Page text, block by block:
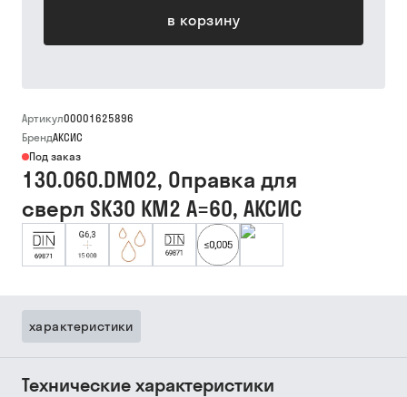
в корзину
Артикул00001625896
БрендАКСИС
Под заказ
130.060.DM02, Оправка для
сверл SK30 КМ2 A=60, АКСИС
характеристики
Технические характеристики